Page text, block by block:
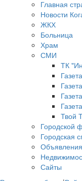
Главная
Новости
ЖКХ
Больница
Храм
СМИ
ТК
Твой
Городской
Городская
Объявления
Сайты